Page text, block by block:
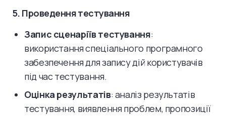
5. Проведення тестування
Запис сценаріїв тестування:
використання спеціального програмного
забезпечення для запису дій користувачів
під час тестування.
Оцінка результатів: аналіз результатів
тестування, виявлення проблем, пропозиції